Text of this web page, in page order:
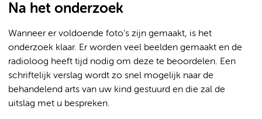
Na het onderzoek
Wanneer er voldoende foto’s zijn gemaakt, is het
onderzoek klaar. Er worden veel beelden gemaakt en de
radioloog heeft tijd nodig om deze te beoordelen. Een
schriftelijk verslag wordt zo snel mogelijk naar de
behandelend arts van uw kind gestuurd en die zal de
uitslag met u bespreken.